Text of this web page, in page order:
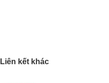
Liên kết khác